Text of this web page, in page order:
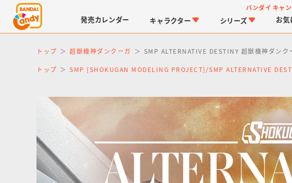
バンダイ キャ
発売カレンダー キャラクター
LINK TRAVELERS 仮面ライダーシリーズ
PROJECT
ーパー戦隊シリ
シリーズ
チョコボックス キャラパキ つりグミ
お気
トップ 超獣機神ダンクーガ SMP ALTERNATIVE DESTINY 超獣機神ダンク
トップ SMP [SHOKUGAN MODELING PROJECT]/SMP ALTERNATIVE